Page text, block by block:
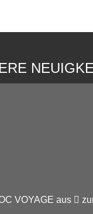
VOYAGE aus